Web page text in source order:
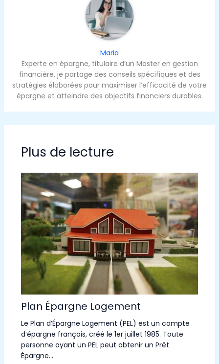
Maria
Experte en épargne, titulaire d’un Master en gestion
financière, je partage des conseils spécifiques et des
stratégies élaborées pour maximiser l’efficacité de votre
épargne et atteindre des objectifs financiers durables.
Plus de lecture
Plan Épargne Logement
Le Plan d’Épargne Logement (PEL) est un compte
d’épargne français, créé le 1er juillet 1985. Toute
personne ayant un PEL peut obtenir un Prêt
Épargne…